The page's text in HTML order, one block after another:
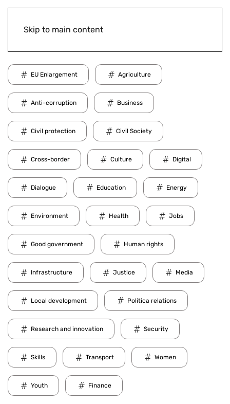
Skip to main content
EU Enlargement Agriculture
Anti-corruption Business
Civil protection Civil Society
Cross-border Culture Digital
Dialogue Education Energy
Environment Health Jobs
Good government Human rights
Infrastructure Justice Media
Local development Politica relations
Research and innovation Security
Skills Transport Women
Youth Finance